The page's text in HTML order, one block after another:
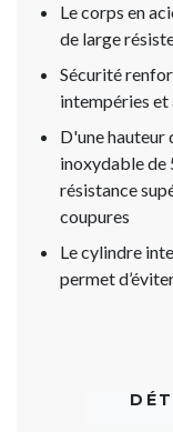
Le corps en
de large
Sécurité
intempéries
D'une hauteur
inoxydable de
résistance
coupures
Le cylindre
permet